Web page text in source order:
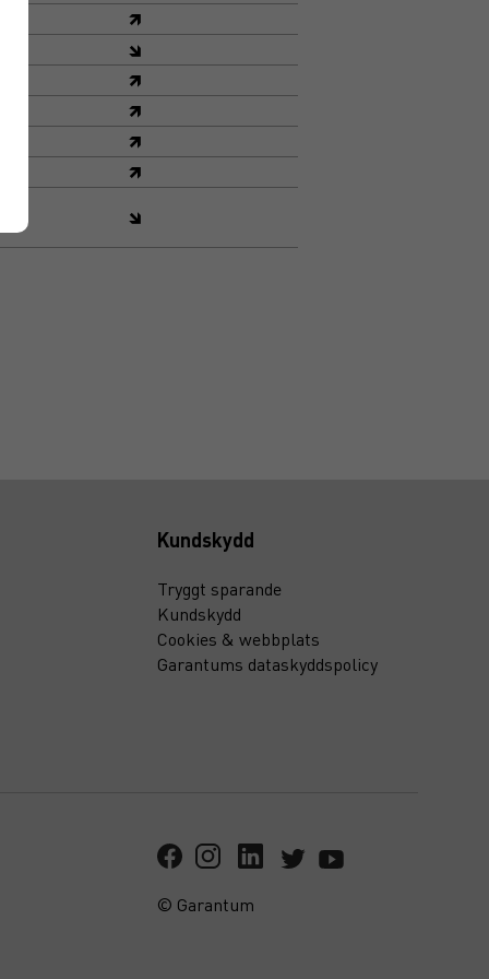
🡽
🡾
🡽
🡽
🡽
🡽
🡾
Kundskydd
Tryggt sparande
Kundskydd
Cookies & webbplats
Garantums dataskyddspolicy
© Garantum